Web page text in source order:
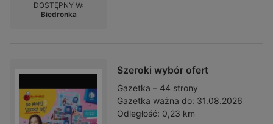
DOSTĘPNY W:
Biedronka
Szeroki wybór ofert
Gazetka – 44 strony
Gazetka ważna do: 31.08.2026
Odległość: 0,23 km